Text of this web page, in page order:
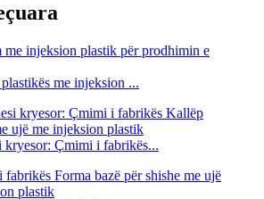
me injeksion ...
kryesor: Çmimi i fabrikës...